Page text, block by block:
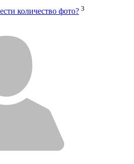
количество фото? 3